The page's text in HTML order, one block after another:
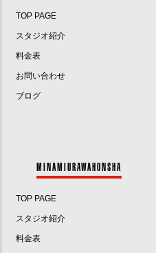
TOP PAGE
スタジオ紹介
料金表
お問い合わせ
ブログ
MINAMIURAWAHONSHA
TOP PAGE
スタジオ紹介
料金表